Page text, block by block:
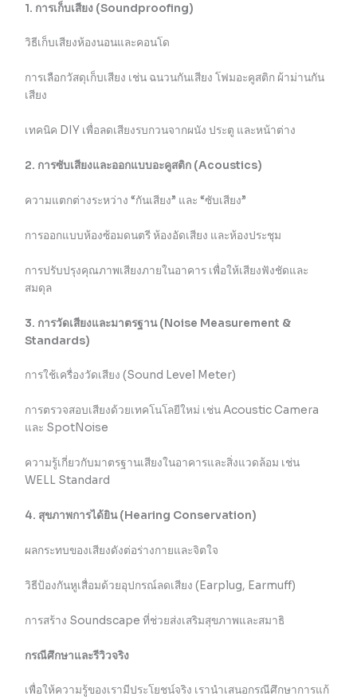
1. การเก็บเสียง (Soundproofing)
วิธีเก็บเสียงห้องนอนและคอนโด
การเลือกวัสดุเก็บเสียง เช่น ฉนวนกันเสียง โฟมอะคูสติก ผ้าม่านกัน
เสียง
เทคนิค DIY เพื่อลดเสียงรบกวนจากผนัง ประตู และหน้าต่าง
2. การซับเสียงและออกแบบอะคูสติก (Acoustics)
ความแตกต่างระหว่าง “กันเสียง” และ “ซับเสียง”
การออกแบบห้องซ้อมดนตรี ห้องอัดเสียง และห้องประชุม
การปรับปรุงคุณภาพเสียงภายในอาคาร เพื่อให้เสียงฟังชัดและ
สมดุล
3. การวัดเสียงและมาตรฐาน (Noise Measurement &
Standards)
การใช้เครื่องวัดเสียง (Sound Level Meter)
การตรวจสอบเสียงด้วยเทคโนโลยีใหม่ เช่น Acoustic Camera
และ SpotNoise
ความรู้เกี่ยวกับมาตรฐานเสียงในอาคารและสิ่งแวดล้อม เช่น
WELL Standard
4. สุขภาพการได้ยิน (Hearing Conservation)
ผลกระทบของเสียงดังต่อร่างกายและจิตใจ
วิธีป้องกันหูเสื่อมด้วยอุปกรณ์ลดเสียง (Earplug, Earmuff)
การสร้าง Soundscape ที่ช่วยส่งเสริมสุขภาพและสมาธิ
กรณีศึกษาและรีวิวจริง
เพื่อให้ความรู้ของเรามีประโยชน์จริง เรานำเสนอกรณีศึกษาการแก้